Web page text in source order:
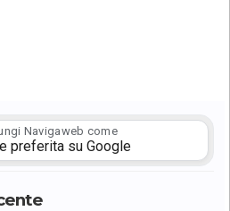
Navigaweb come
preferita su Google